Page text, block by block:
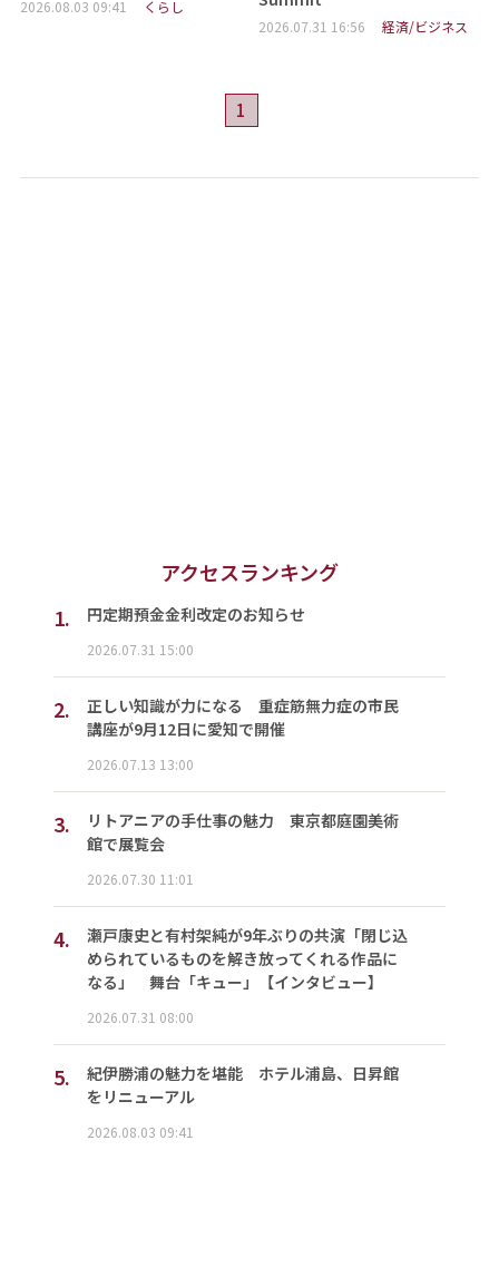
2026.08.03 09:41 くらし
2026.07.31 16:56 経済/ビジネス
1
アクセスランキング
1.
円定期預金金利改定のお知らせ
2026.07.31 15:00
2.
正しい知識が力になる 重症筋無力症の市民
講座が9月12日に愛知で開催
2026.07.13 13:00
3.
リトアニアの手仕事の魅力 東京都庭園美術
館で展覧会
2026.07.30 11:01
4.
瀬戸康史と有村架純が9年ぶりの共演「閉じ込
められているものを解き放ってくれる作品に
なる」 舞台「キュー」【インタビュー】
2026.07.31 08:00
5.
紀伊勝浦の魅力を堪能 ホテル浦島、日昇館
をリニューアル
2026.08.03 09:41